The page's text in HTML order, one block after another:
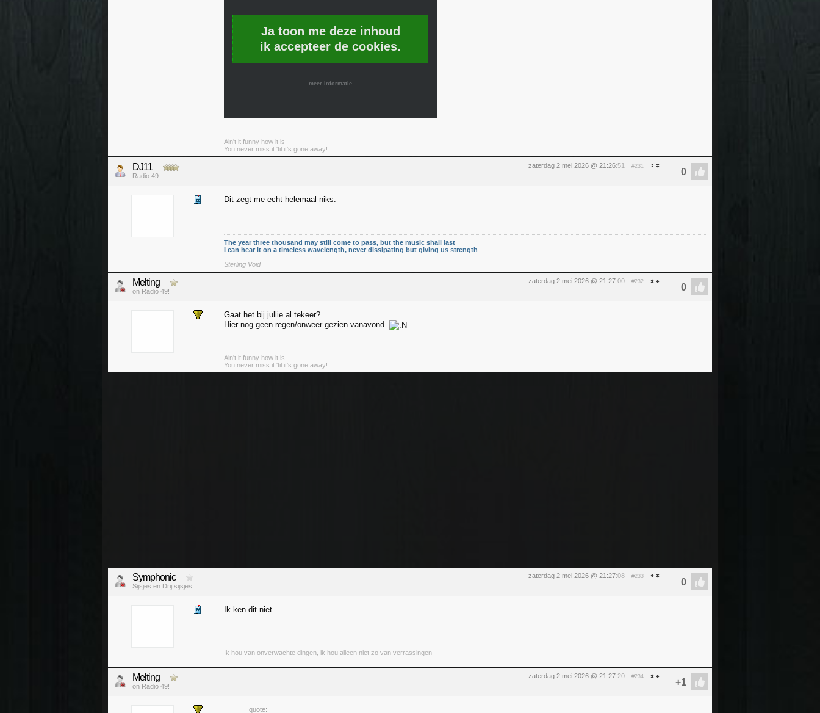
Ja toon me deze inhoud
ik accepteer de cookies.
meer informatie
Ain't it funny how it is
You never miss it 'til it's gone away!
zaterdag 2 mei 2026 @ 21:26:51 #231
DJ11
Radio 49
Dit zegt me echt helemaal niks.
The year three thousand may still come to pass, but the music shall last
I can hear it on a timeless wavelength, never dissipating but giving us strength
Sterling Void
zaterdag 2 mei 2026 @ 21:27:00 #232
Melting
on Radio 49!
Gaat het bij jullie al tekeer?
Hier nog geen regen/onweer gezien vanavond.
Ain't it funny how it is
You never miss it 'til it's gone away!
zaterdag 2 mei 2026 @ 21:27:08 #233
Symphonic
Sijsjes en Drijfsijsjes
Ik ken dit niet
Ik hou van onverwachte dingen, ik hou alleen niet zo van verrassingen
zaterdag 2 mei 2026 @ 21:27:20 #234
Melting
on Radio 49!
quote: